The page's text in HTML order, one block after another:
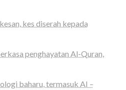
kes diserah kepada
penghayatan Al-Quran,
baharu, termasuk AI –